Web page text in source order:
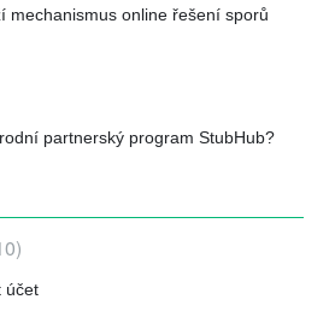
mechanismus online řešení sporů
partnerský program StubHub?
účet